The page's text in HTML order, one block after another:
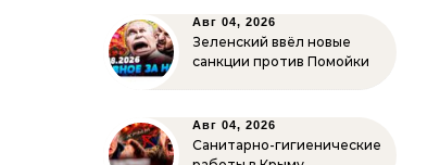
Авг 04, 2026
Зеленский ввёл новые
санкции против Помойки
Авг 04, 2026
Санитарно-гигиенические